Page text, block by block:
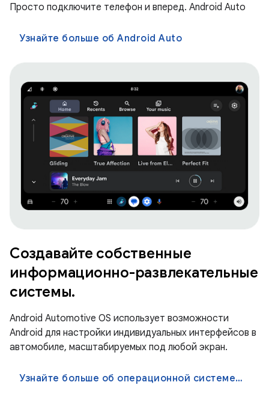
Просто подключите телефон и вперед. Android Auto
Узнайте больше об Android Auto
Создавайте собственные
информационно-развлекательные
системы.
Android Automotive OS использует возможности
Android для настройки индивидуальных интерфейсов в
автомобиле, масштабируемых под любой экран.
Узнайте больше об операционной системе Android Automotive OS.